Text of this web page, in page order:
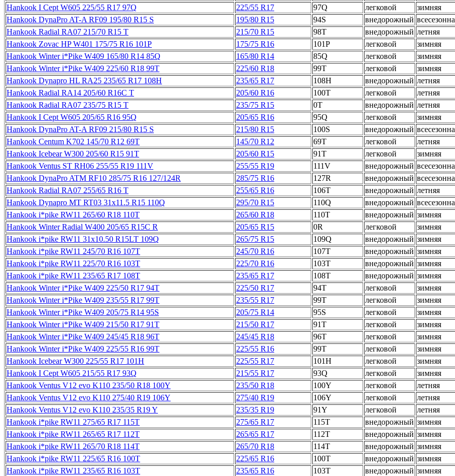
Hankook I Cept W605 225/55 R17 97Q
225/55 R17 97Q легковой зимняя
Hankook DynaPro AT-A RF09 195/80 R15 S
195/80 R15 94S внедорожный
Hankook Radial RA07 215/70 R15 T
215/70 R15 98T внедорожный летняя
Hankook Zovac HP W401 175/75 R16 101P
175/75 R16 101P легковой зимняя
Hankook Winter i*Pike W409 165/80 R14 85Q
165/80 R14 85Q легковой зимняя
Hankook Winter i*Pike W409 225/60 R18 99T
225/60 R18 99T легковой зимняя
Hankook Dynapro HL RA25 235/65 R17 108H
235/65 R17 108H внедорожный летняя
Hankook Radial RA14 205/60 R16C T
205/60 R16 100T легковой летняя
Hankook Radial RA07 235/75 R15 T
235/75 R15 0T внедорожный летняя
Hankook I Cept W605 205/65 R16 95Q
205/65 R16 95Q легковой зимняя
Hankook DynaPro AT-A RF09 215/80 R15 S
215/80 R15 100S внедорожный
Hankook Centum K702 145/70 R12 69T
145/70 R12 69T легковой летняя
Hankook Icebear W300 205/60 R15 91T
205/60 R15 91T легковой зимняя
Hankook Ventus ST RH06 255/55 R19 111V
255/55 R19 111V внедорожный
Hankook DynaPro ATM RF10 285/75 R16 127/124R
285/75 R16 127R внедорожный
Hankook Radial RA07 255/65 R16 T
255/65 R16 106T внедорожный летняя
Hankook Dynapro MT RT03 31x11.5 R15 110Q
295/70 R15 110Q внедорожный
Hankook i*pike RW11 265/60 R18 110T
265/60 R18 110T внедорожный зимняя
Hankook Winter Radial W400 205/65 R15C R
205/65 R15 0R легковой зимняя
Hankook i*pike RW11 31x10.50 R15LT 109Q
265/75 R15 109Q внедорожный зимняя
Hankook i*pike RW11 245/70 R16 107T
245/70 R16 107T внедорожный зимняя
Hankook i*pike RW11 225/70 R16 103T
225/70 R16 103T внедорожный зимняя
Hankook i*pike RW11 235/65 R17 108T
235/65 R17 108T внедорожный зимняя
Hankook Winter i*Pike W409 225/50 R17 94T
225/50 R17 94T легковой зимняя
Hankook Winter i*Pike W409 235/55 R17 99T
235/55 R17 99T легковой зимняя
Hankook Winter i*Pike W409 205/75 R14 95S
205/75 R14 95S легковой зимняя
Hankook Winter i*Pike W409 215/50 R17 91T
215/50 R17 91T легковой зимняя
Hankook Winter i*Pike W409 245/45 R18 96T
245/45 R18 96T легковой зимняя
Hankook Winter i*Pike W409 225/55 R16 99T
225/55 R16 99T легковой зимняя
Hankook Icebear W300 225/55 R17 101H
225/55 R17 101H легковой зимняя
Hankook I Cept W605 215/55 R17 93Q
215/55 R17 93Q легковой зимняя
Hankook Ventus V12 evo K110 235/50 R18 100Y
235/50 R18 100Y легковой летняя
Hankook Ventus V12 evo K110 275/40 R19 106Y
275/40 R19 106Y легковой летняя
Hankook Ventus V12 evo K110 235/35 R19 Y
235/35 R19 91Y легковой летняя
Hankook i*pike RW11 275/65 R17 115T
275/65 R17 115T внедорожный зимняя
Hankook i*pike RW11 265/65 R17 112T
265/65 R17 112T внедорожный зимняя
Hankook i*pike RW11 265/70 R18 114T
265/70 R18 114T внедорожный зимняя
Hankook i*pike RW11 225/65 R16 100T
225/65 R16 100T внедорожный зимняя
Hankook i*pike RW11 235/65 R16 103T
235/65 R16 103T внедорожный зимняя